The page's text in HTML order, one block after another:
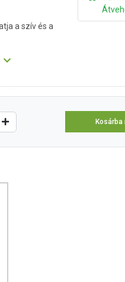
a szív és a
Kosárba